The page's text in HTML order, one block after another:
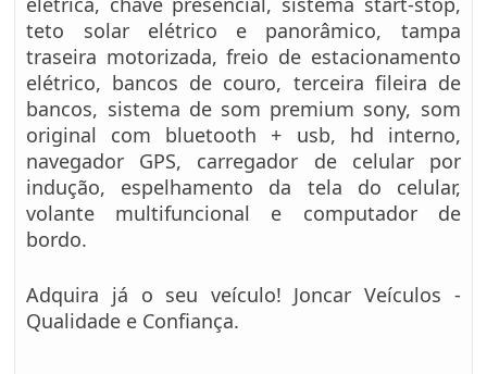
teto solar elétrico e panorâmico, tampa
traseira motorizada, freio de estacionamento
elétrico, bancos de couro, terceira fileira de
bancos, sistema de som premium sony, som
original com bluetooth + usb, hd interno,
navegador GPS, carregador de celular por
indução, espelhamento da tela do celular,
volante multifuncional e computador de
bordo.
Adquira já o seu veículo! Joncar Veículos -
Qualidade e Confiança.